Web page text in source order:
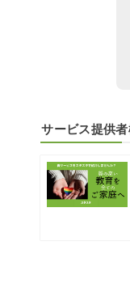
サービス提供